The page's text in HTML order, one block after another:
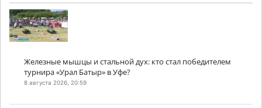
Железные мышцы и стальной дух: кто стал победителем
турнира «Урал Батыр» в Уфе?
8 августа 2026, 20:59